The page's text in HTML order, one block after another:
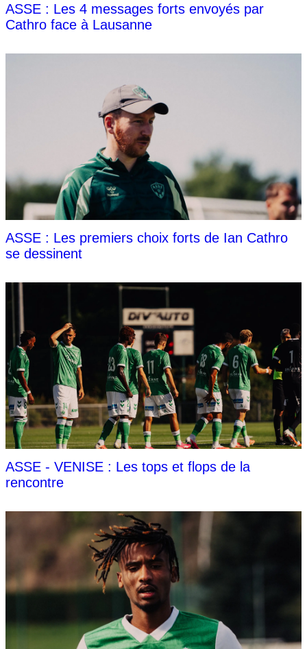
ASSE : Les 4 messages forts envoyés par
Cathro face à Lausanne
ASSE : Les premiers choix forts de Ian Cathro
se dessinent
ASSE - VENISE : Les tops et flops de la
rencontre